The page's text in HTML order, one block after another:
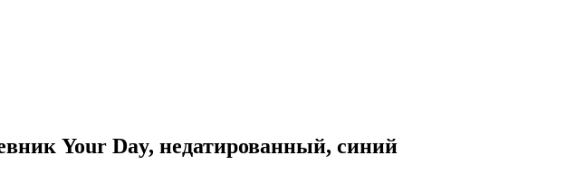
Your Day, недатированный, синий